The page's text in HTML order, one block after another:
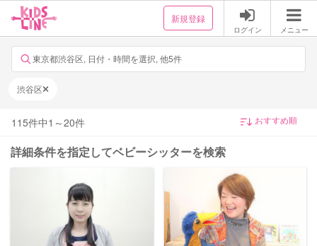
新規登録
ログイン メニュー
東京都渋谷区, 日付・時間を選択, 他5件
渋谷区
115件中1 ～20件
詳細条件を指定してベビーシッターを検索